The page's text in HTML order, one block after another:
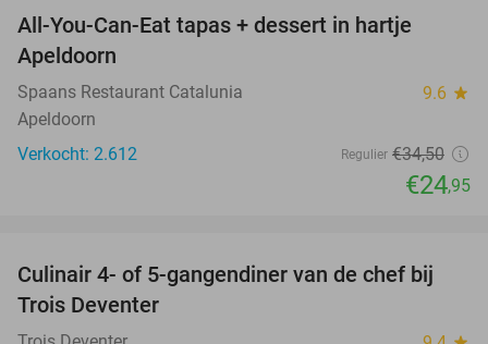
All-You-Can-Eat tapas + dessert in hartje
Apeldoorn
Spaans Restaurant Catalunia 9.6 star
Apeldoorn
Verkocht: 2.612
Regulier €34,50
€24,95
39%
Culinair 4- of 5-gangendiner van de chef bij
Trois Deventer